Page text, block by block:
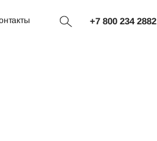
+7 800 234 2882